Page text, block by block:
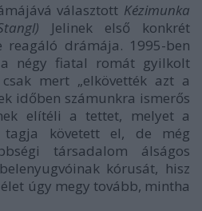
választott Kézimunka
Jelinek első konkrét
reagáló drámája. 1995-ben
négy fiatal romát gyilkolt
mert „elkövették azt a
időben számunkra ismerős
elítéli a tettet, melyet a
tagja követett el, de még
társadalom álságos
kórusát, hisz
úgy megy tovább, mintha